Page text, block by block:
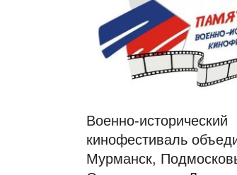
Военно-исторический
кинофестиваль
Мурманск,